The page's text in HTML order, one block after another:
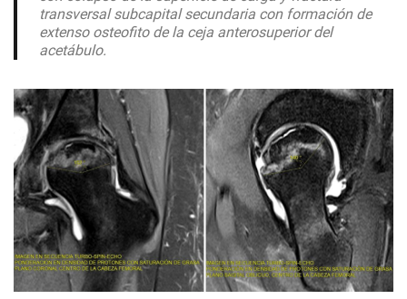
transversal subcapital secundaria con formación de
extenso osteofito de la ceja anterosuperior del
acetábulo.